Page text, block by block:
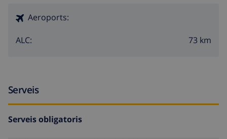
Aeroports:
ALC: 73 km
Serveis
Serveis obligatoris